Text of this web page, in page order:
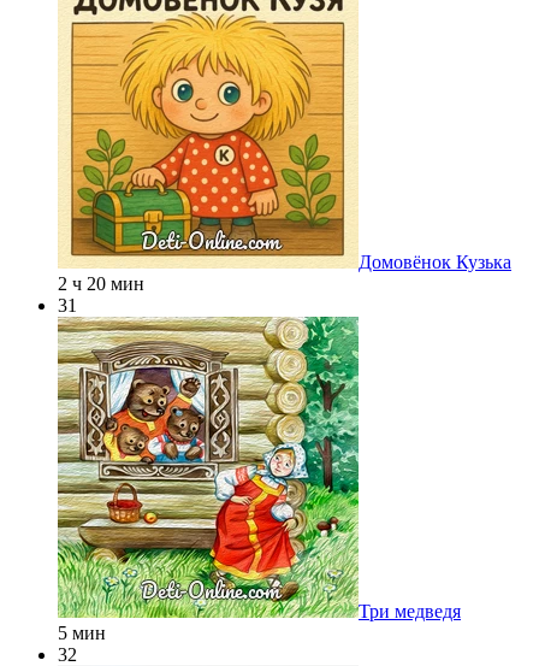
Домовёнок Кузька
2 ч 20 мин
31
Три медведя
5 мин
32